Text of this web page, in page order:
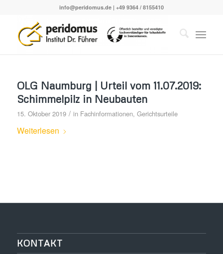
info@peridomus.de| +49 9364 / 8155410
OLG Naumburg | Urteil vom 11.07.2019:
Schimmelpilz in Neubauten
15. Oktober 2019 / in Fachinformationen, Gerichtsurteile
Weiterlesen
KONTAKT